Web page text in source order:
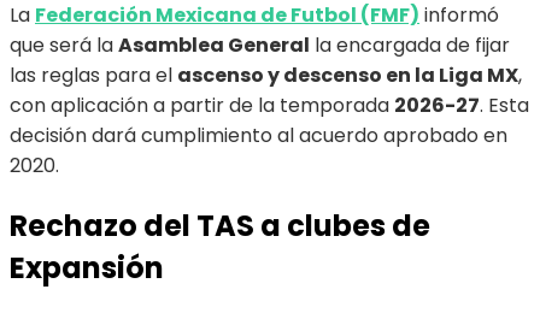
La Federación Mexicana de Futbol (FMF) informó
que será laAsamblea General la encargada de fijar
las reglas para el ascenso y descenso en la Liga MX,
con aplicación a partir de la temporada 2026-27. Esta
decisión dará cumplimiento al acuerdo aprobado en
2020.
Rechazo del TAS a clubes de
Expansión